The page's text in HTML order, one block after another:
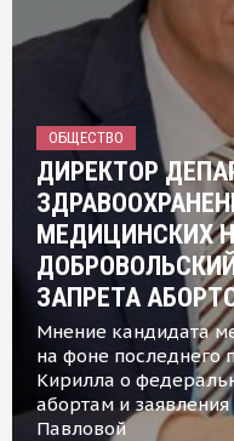
ОБЩЕСТВО
ДИРЕКТОР
МЕДИЦИНСКИХ
ЗАПРЕТА
Мнение кандидата
на фоне последнего
Кирилла о
абортам и
Павловой